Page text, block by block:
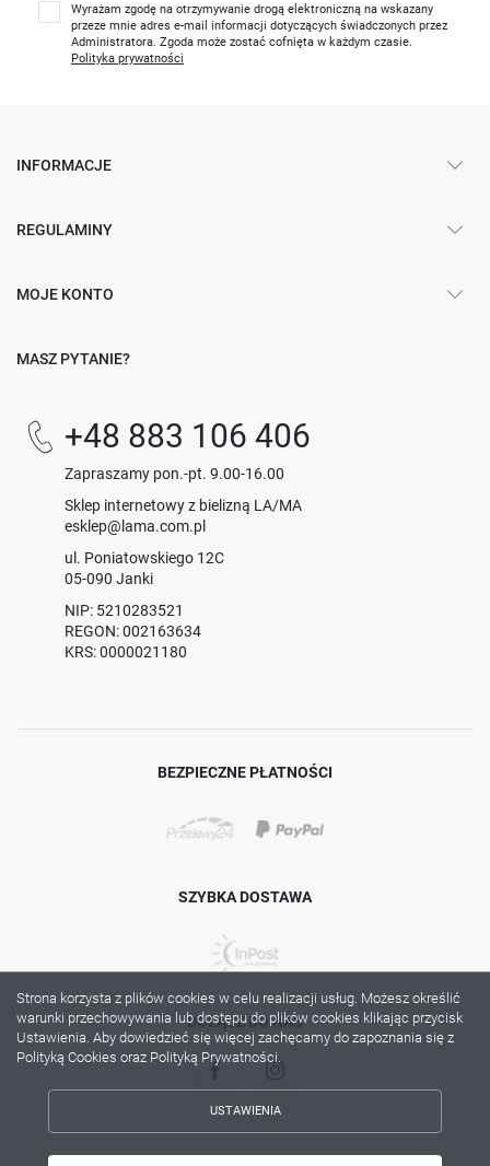
Wyrażam zgodę na otrzymywanie drogą elektroniczną na wskazany
przeze mnie adres e-mail informacji dotyczących świadczonych przez
Administratora. Zgoda może zostać cofnięta w każdym czasie.
Polityka prywatności
INFORMACJE
REGULAMINY
MOJE KONTO
MASZ PYTANIE?
+48 883 106 406
Zapraszamy pon.-pt. 9.00-16.00
Sklep internetowy z bielizną LA/MA
esklep@lama.com.pl
ul. Poniatowskiego 12C
05-090 Janki
NIP: 5210283521
REGON: 002163634
KRS: 0000021180
BEZPIECZNE PŁATNOŚCI
SZYBKA DOSTAWA
DOŁĄCZ DO NAS
Strona korzysta z plików cookies w celu realizacji usług. Możesz określić
warunki przechowywania lub dostępu do plików cookies klikając przycisk
Ustawienia. Aby dowiedzieć się więcej zachęcamy do zapoznania się z
Polityką Cookies oraz Polityką Prywatności.
USTAWIENIA